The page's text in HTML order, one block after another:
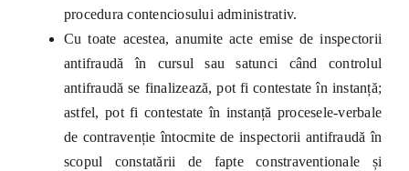
procedura contenciosului administrativ.
Cu toate acestea, anumite acte emise de inspectorii
antifraudă în cursul sau satunci când controlul
antifraudă se finalizează, pot fi contestate în instanță;
astfel, pot fi contestate în instanță procesele-verbale
de contravenție întocmite de inspectorii antifraudă în
scopul constatării de fapte constraventionale și